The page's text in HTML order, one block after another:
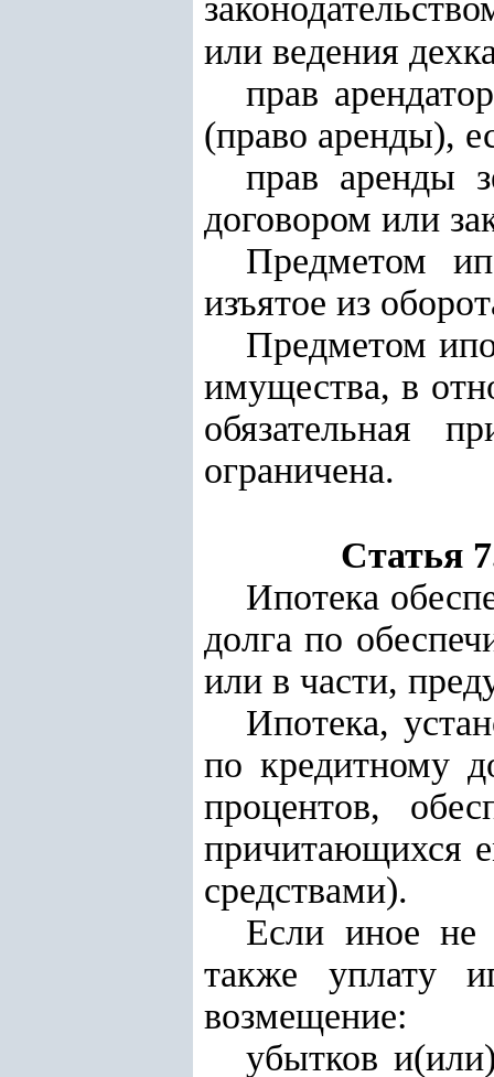
или ведения
прав
(право аренды),
прав аренды
договором или
Предметом
изъятое из
Предметом
имущества, в
обязательная
ограничена.
Статья
Ипотека
долга по
или в части,
Ипотека,
по кредитному
процентов,
причитающихся
средствами).
Если иное не
также уплату
возмещение:
убытков